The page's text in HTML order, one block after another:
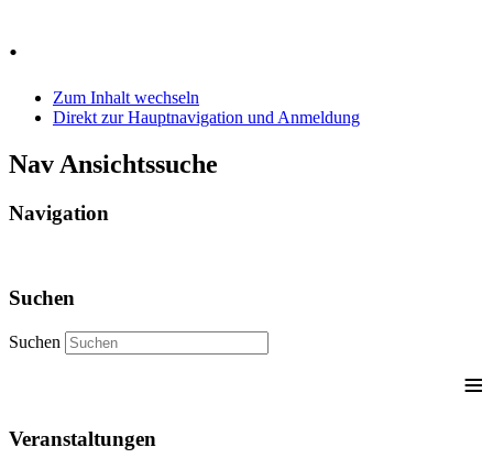
.
Zum Inhalt wechseln
Direkt zur Hauptnavigation und Anmeldung
Nav Ansichtssuche
Navigation
Suchen
Suchen
≡
Veranstaltungen